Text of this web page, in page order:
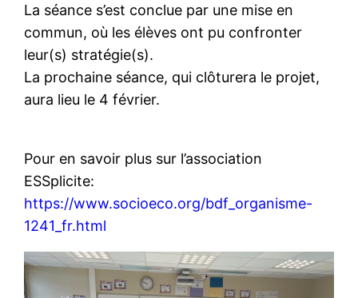
La séance s’est conclue par une mise en
commun, où les élèves ont pu confronter
leur(s) stratégie(s).
La prochaine séance, qui clôturera le projet,
aura lieu le 4 février.
Pour en savoir plus sur l’association
ESSplicite:
https://www.socioeco.org/bdf_organisme-
1241_fr.html